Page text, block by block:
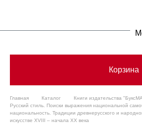
Корзина
Главная Каталог
Книги издательства
Русский стиль. Поиски выражения национальной
национальность. Традиции древнерусского и
искусстве XVIII – начала XX века